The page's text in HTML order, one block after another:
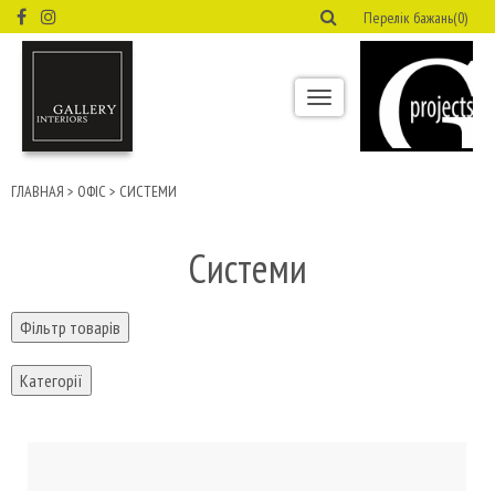
Перелік бажань(0)
Toggle
navigation
ГЛАВНАЯ > ОФІС > СИСТЕМИ
Системи
Фільтр товарів
Категорії